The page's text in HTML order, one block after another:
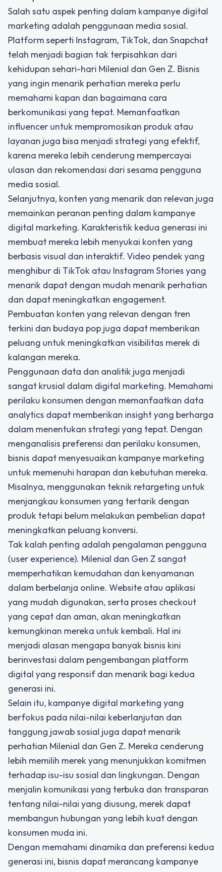
Salah satu aspek penting dalam kampanye digital
marketing adalah penggunaan media sosial.
Platform seperti Instagram, TikTok, dan Snapchat
telah menjadi bagian tak terpisahkan dari
kehidupan sehari-hari Milenial dan Gen Z. Bisnis
yang ingin menarik perhatian mereka perlu
memahami kapan dan bagaimana cara
berkomunikasi yang tepat. Memanfaatkan
influencer untuk mempromosikan produk atau
layanan juga bisa menjadi strategi yang efektif,
karena mereka lebih cenderung mempercayai
ulasan dan rekomendasi dari sesama pengguna
media sosial.
Selanjutnya, konten yang menarik dan relevan juga
memainkan peranan penting dalam kampanye
digital marketing. Karakteristik kedua generasi ini
membuat mereka lebih menyukai konten yang
berbasis visual dan interaktif. Video pendek yang
menghibur di TikTok atau Instagram Stories yang
menarik dapat dengan mudah menarik perhatian
dan dapat meningkatkan engagement.
Pembuatan konten yang relevan dengan tren
terkini dan budaya pop juga dapat memberikan
peluang untuk meningkatkan visibilitas merek di
kalangan mereka.
Penggunaan data dan analitik juga menjadi
sangat krusial dalam digital marketing. Memahami
perilaku konsumen dengan memanfaatkan data
analytics dapat memberikan insight yang berharga
dalam menentukan strategi yang tepat. Dengan
menganalisis preferensi dan perilaku konsumen,
bisnis dapat menyesuaikan kampanye marketing
untuk memenuhi harapan dan kebutuhan mereka.
Misalnya, menggunakan teknik retargeting untuk
menjangkau konsumen yang tertarik dengan
produk tetapi belum melakukan pembelian dapat
meningkatkan peluang konversi.
Tak kalah penting adalah pengalaman pengguna
(user experience). Milenial dan Gen Z sangat
memperhatikan kemudahan dan kenyamanan
dalam berbelanja online. Website atau aplikasi
yang mudah digunakan, serta proses checkout
yang cepat dan aman, akan meningkatkan
kemungkinan mereka untuk kembali. Hal ini
menjadi alasan mengapa banyak bisnis kini
berinvestasi dalam pengembangan platform
digital yang responsif dan menarik bagi kedua
generasi ini.
Selain itu, kampanye digital marketing yang
berfokus pada nilai-nilai keberlanjutan dan
tanggung jawab sosial juga dapat menarik
perhatian Milenial dan Gen Z. Mereka cenderung
lebih memilih merek yang menunjukkan komitmen
terhadap isu-isu sosial dan lingkungan. Dengan
menjalin komunikasi yang terbuka dan transparan
tentang nilai-nilai yang diusung, merek dapat
membangun hubungan yang lebih kuat dengan
konsumen muda ini.
Dengan memahami dinamika dan preferensi kedua
generasi ini, bisnis dapat merancang kampanye